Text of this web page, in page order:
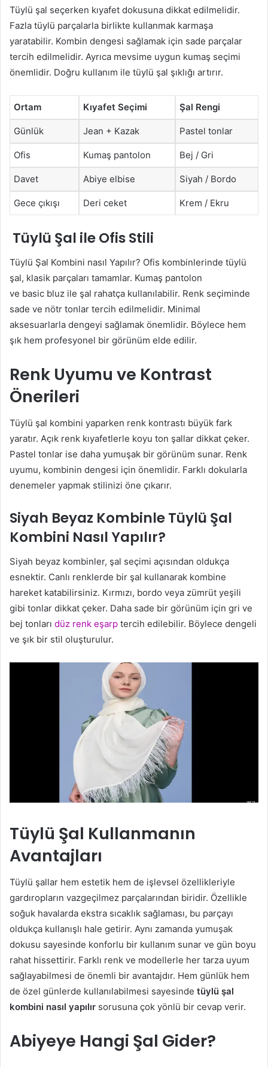
Tüylü şal seçerken kıyafet dokusuna dikkat edilmelidir.
Fazla tüylü parçalarla birlikte kullanmak karmaşa
yaratabilir. Kombin dengesi sağlamak için sade parçalar
tercih edilmelidir. Ayrıca mevsime uygun kumaş seçimi
önemlidir. Doğru kullanım ile tüylü şal şıklığı artırır.
Ortam Kıyafet Seçimi Şal Rengi
Günlük Jean + Kazak Pastel tonlar
Ofis Kumaş pantolon Bej / Gri
Davet Abiye elbise Siyah / Bordo
Gece çıkışı Deri ceket Krem / Ekru
Tüylü Şal ile Ofis Stili
Tüylü Şal Kombini nasıl Yapılır? Ofis kombinlerinde tüylü
şal, klasik parçaları tamamlar. Kumaş pantolon
ve basic bluz ile şal rahatça kullanılabilir. Renk seçiminde
sade ve nötr tonlar tercih edilmelidir. Minimal
aksesuarlarla dengeyi sağlamak önemlidir. Böylece hem
şık hem profesyonel bir görünüm elde edilir.
Renk Uyumu ve Kontrast
Önerileri
Tüylü şal kombini yaparken renk kontrastı büyük fark
yaratır. Açık renk kıyafetlerle koyu ton şallar dikkat çeker.
Pastel tonlar ise daha yumuşak bir görünüm sunar. Renk
uyumu, kombinin dengesi için önemlidir. Farklı dokularla
denemeler yapmak stilinizi öne çıkarır.
Siyah Beyaz Kombinle Tüylü Şal
Kombini Nasıl Yapılır?
Siyah beyaz kombinler, şal seçimi açısından oldukça
esnektir. Canlı renklerde bir şal kullanarak kombine
hareket katabilirsiniz. Kırmızı, bordo veya zümrüt yeşili
gibi tonlar dikkat çeker. Daha sade bir görünüm için gri ve
bej tonları düz renk eşarp tercih edilebilir. Böylece dengeli
ve şık bir stil oluşturulur.
Tüylü Şal Kullanmanın
Avantajları
Tüylü şallar hem estetik hem de işlevsel özellikleriyle
gardıropların vazgeçilmez parçalarından biridir. Özellikle
soğuk havalarda ekstra sıcaklık sağlaması, bu parçayı
oldukça kullanışlı hale getirir. Aynı zamanda yumuşak
dokusu sayesinde konforlu bir kullanım sunar ve gün boyu
rahat hissettirir. Farklı renk ve modellerle her tarza uyum
sağlayabilmesi de önemli bir avantajdır. Hem günlük hem
de özel günlerde kullanılabilmesi sayesinde tüylü şal
kombini nasıl yapılır sorusuna çok yönlü bir cevap verir.
Abiyeye Hangi Şal Gider?